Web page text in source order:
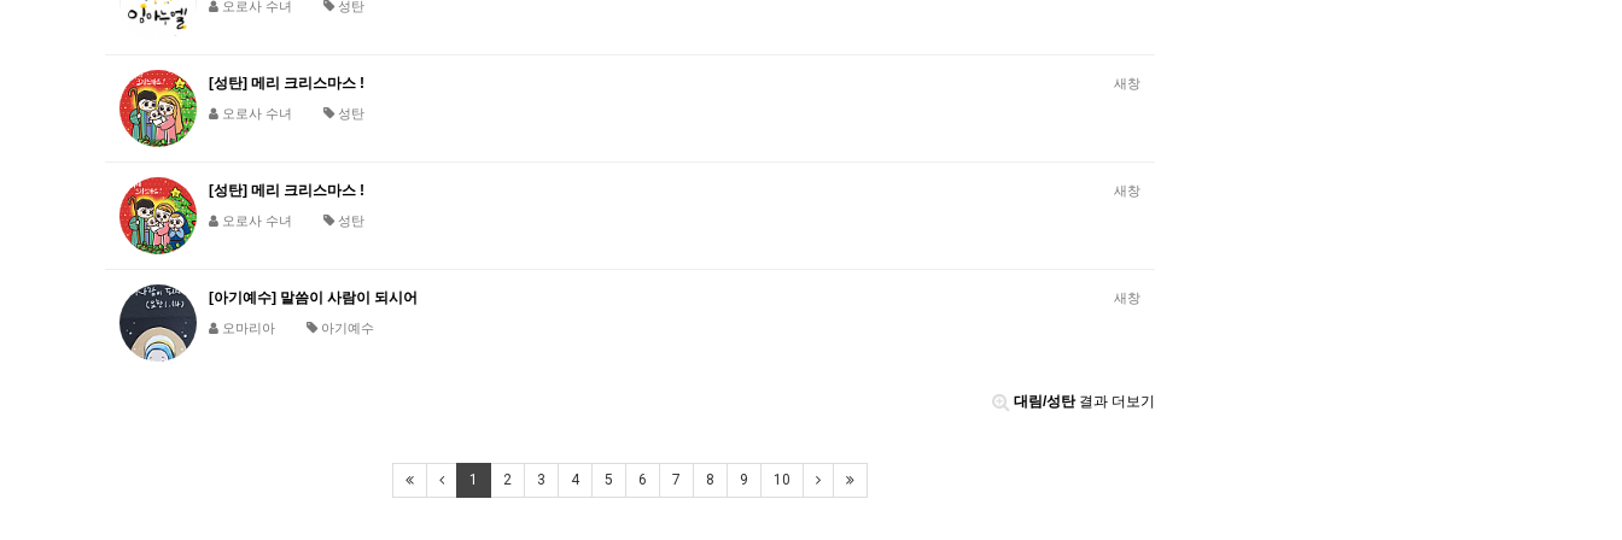
오로사 수녀 성탄
새창
[성탄] 메리 크리스마스 !
오로사 수녀 성탄
새창
[성탄] 메리 크리스마스 !
오로사 수녀 성탄
새창
[아기예수] 말씀이 사람이 되시어
오마리아 아기예수
대림/성탄결과 더보기
1 2 3 4 5 6 7 8 9 10